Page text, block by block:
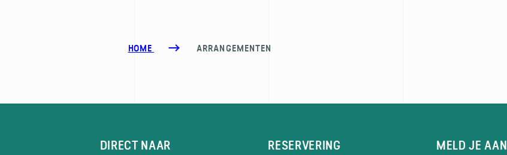
HOME ARRANGEMENTEN
DIRECT NAAR RESERVERING MELD JE AAN